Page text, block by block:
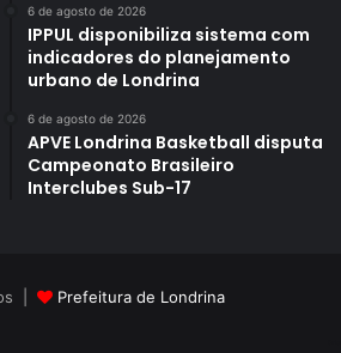
6 de agosto de 2026
IPPUL disponibiliza sistema com
indicadores do planejamento
urbano de Londrina
6 de agosto de 2026
APVE Londrina Basketball disputa
Campeonato Brasileiro
Interclubes Sub-17
| Prefeitura de Londrina